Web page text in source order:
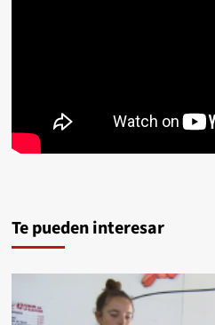
Te pueden interesar